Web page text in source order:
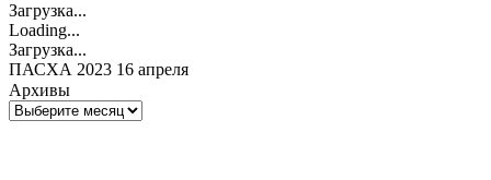
Загрузка...
Loading...
Загрузка...
ПАСХА 2023 16 апреля
Архивы
Архивы